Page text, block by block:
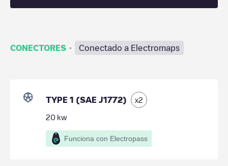
CONECTORES · Conectado a Electromaps
TYPE 1 (SAE J1772) x2
20 kw
Funciona con Electropass